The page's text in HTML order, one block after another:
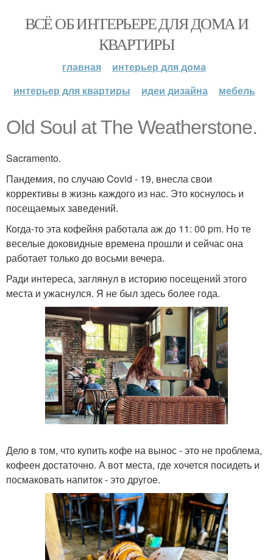
ВСЁ ОБ ИНТЕРЬЕРЕ ДЛЯ ДОМА И
КВАРТИРЫ
главная
интерьер для дома
интерьер для квартиры
идеи дизайна мебель
Old Soul at The Weatherstone.
Sacramento.
Пандемия, по случаю Covid - 19, внесла свои
коррективы в жизнь каждого из нас. Это коснулось и
посещаемых заведений.
Когда-то эта кофейня работала аж до 11: 00 pm. Но те
веселые доковидные времена прошли и сейчас она
работает только до восьми вечера.
Ради интереса, заглянул в историю посещений этого
места и ужаснулся. Я не был здесь более года.
Дело в том, что купить кофе на вынос - это не проблема,
кофеен достаточно. А вот места, где хочется посидеть и
посмаковать напиток - это другое.